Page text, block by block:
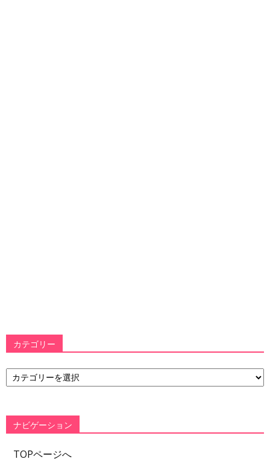
カテゴリー
カ
テ
ー
ナビゲーション
TOPページへ